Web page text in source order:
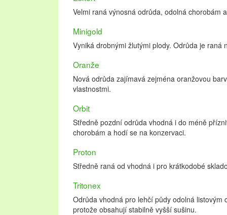
Velmi raná výnosná odrůda, odolná chorobám
Minigold
Vyniká drobnými žlutými plody. Odrůda je raná
Oranže
Nová odrůda zajímavá zejména oranžovou
vlastnostmi.
Orbit
Středně pozdní odrůda vhodná i do méně
chorobám a hodí se na konzervaci.
Proton
Středně raná od vhodná i pro krátkodobé
Tritonex
Odrůda vhodná pro lehčí půdy odolná listovým
protože obsahují stabilně vyšší sušinu.